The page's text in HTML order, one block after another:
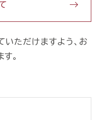
ただけますよう、お
。